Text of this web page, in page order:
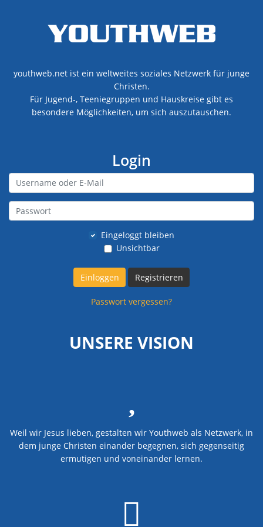
youthweb.net ist ein weltweites soziales Netzwerk für junge
Christen.
Für Jugend-, Teeniegruppen und Hauskreise gibt es
besondere Möglichkeiten, um sich auszutauschen.
Login
Eingeloggt bleiben
Unsichtbar
Einloggen Registrieren
Passwort vergessen?
UNSERE VISION
Weil wir Jesus lieben, gestalten wir Youthweb als Netzwerk, in
dem junge Christen einander begegnen, sich gegenseitig
ermutigen und voneinander lernen.